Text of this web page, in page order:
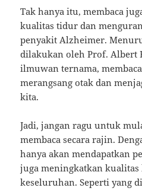
Tak hanya itu, membaca
kualitas tidur dan
penyakit Alzheimer.
dilakukan oleh Prof. Albert
ilmuwan ternama,
merangsang otak dan
kita.
Jadi, jangan ragu untuk
membaca secara rajin.
hanya akan mendapatkan
juga meningkatkan kualitas
keseluruhan. Seperti yang